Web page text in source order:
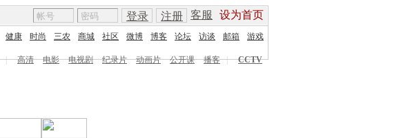
客服 设为首页
登录 注册
健康 时尚 三农 商城 社区 微博 博客 论坛 访谈 邮箱 游戏
| 高清 电影 电视剧 纪录片 动画片 公开课 播客 |
CCTV